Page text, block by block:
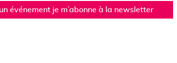
événement je m’abonne à la newsletter